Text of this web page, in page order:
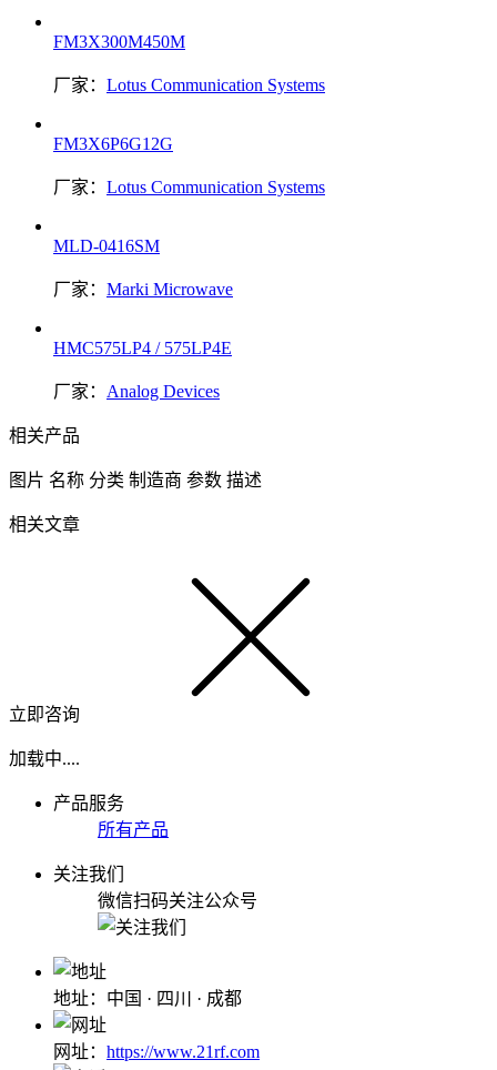
FM3X300M450M
厂家： Lotus Communication Systems
FM3X6P6G12G
厂家： Lotus Communication Systems
MLD-0416SM
厂家： Marki Microwave
HMC575LP4 / 575LP4E
厂家： Analog Devices
相关产品
图片 名称 分类 制造商 参数 描述
相关文章
立即咨询
加载中....
产品服务
所有产品
关注我们
微信扫码关注公众号
地址：中国 · 四川 · 成都
网址： https://www.21rf.com